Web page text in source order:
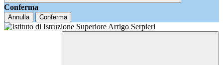
Conferma
Annulla Conferma